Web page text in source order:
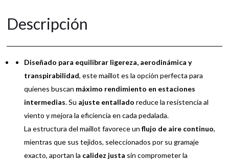
t
v
Descripción
Diseñado para equilibrar ligereza, aerodinámica y
transpirabilidad, este maillot es la opción perfecta para
quienes buscan máximo rendimiento en estaciones
intermedias. Su ajuste entallado reduce la resistencia al
viento y mejora la eficiencia en cada pedalada.
La estructura del maillot favorece unflujo de aire continuo,
mientras que sus tejidos, seleccionados por su gramaje
exacto, aportan la calidez justa sin comprometer la